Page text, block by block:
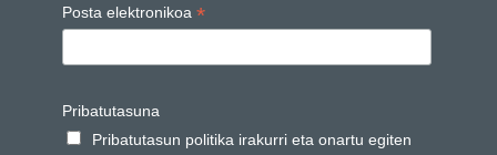
Posta elektronikoa *
Pribatutasuna
Pribatutasun politika irakurri eta onartu egiten